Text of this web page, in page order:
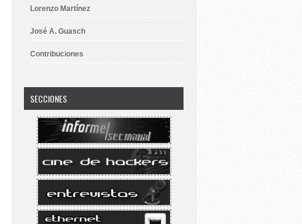
Lorenzo Martínez
José A. Guasch
Contribuciones
SECCIONES